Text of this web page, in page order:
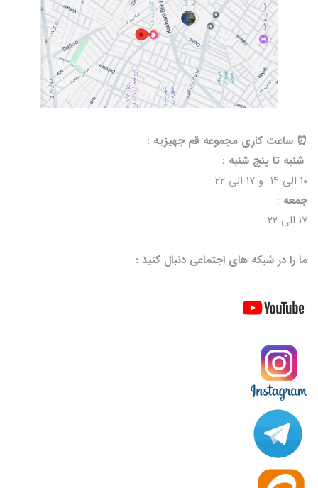
⏰️ ساعت کاری مجموعه قم جهیزیه :
شنبه تا پنج شنبه :
۱۰ الی ۱۴ و ۱۷ الی ۲۲
جمعه :
۱۷ الی ۲۲
ما را در شبکه های اجتماعی دنبال کنید :